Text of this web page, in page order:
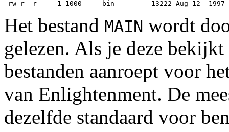
Het bestand MAIN wordt
gelezen. Als je deze
bestanden aanroept voor
van Enlightenment. De
dezelfde standaard voor